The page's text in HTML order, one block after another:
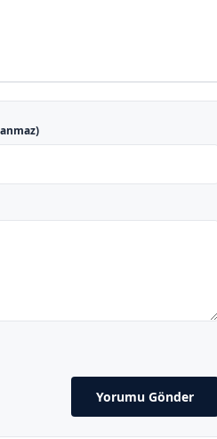
Yorumu Gönder